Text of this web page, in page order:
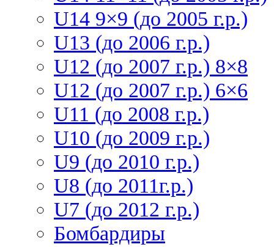
U14 9×9 (до 2005 г.р.)
U13 (до 2006 г.р.)
U12 (до 2007 г.р.) 8×8
U12 (до 2007 г.р.) 6×6
U11 (до 2008 г.р.)
U10 (до 2009 г.р.)
U9 (до 2010 г.р.)
U8 (до 2011г.р.)
U7 (до 2012 г.р.)
Бомбардиры